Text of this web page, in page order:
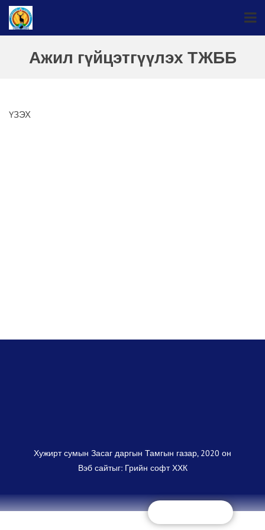
Ажил гүйцэтгүүлэх ТЖББ
ҮЗЭХ
Хужирт сумын Засаг даргын Тамгын газар, 2020 он
Вэб сайтыг: Грийн софт ХХК